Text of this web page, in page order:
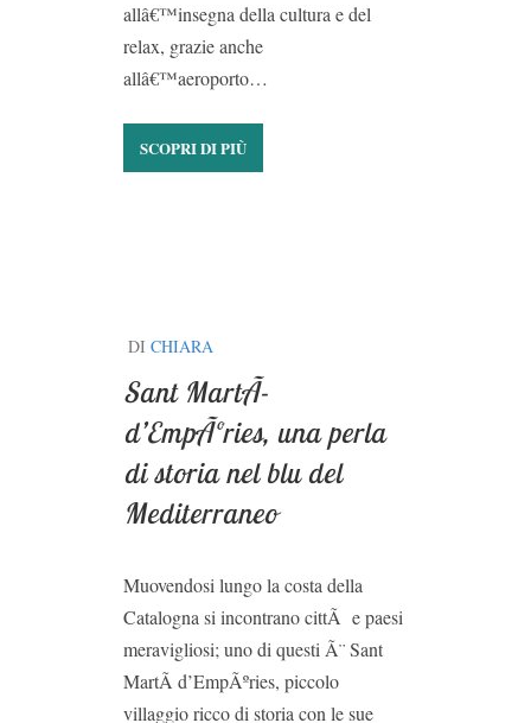
allâ€™insegna della cultura e del
relax, grazie anche
allâ€™aeroporto…
SCOPRI DI PIÙ
DI CHIARA
Sant MartÃ­
d’EmpÃºries, una perla
di storia nel blu del
Mediterraneo
Muovendosi lungo la costa della
Catalogna si incontrano cittÃ e paesi
meravigliosi; uno di questi Ã¨ Sant
MartÃ­ d’EmpÃºries, piccolo
villaggio ricco di storia con le sue